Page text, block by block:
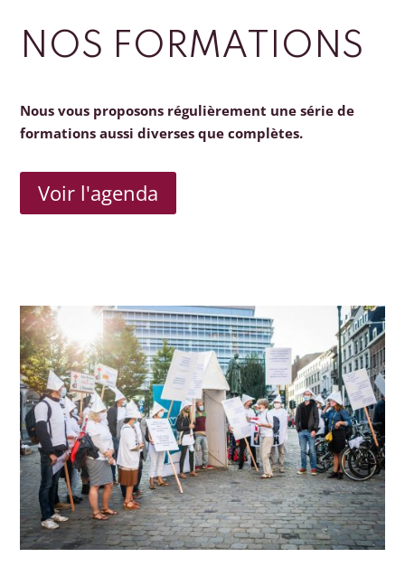
NOS FORMATIONS
Nous vous proposons régulièrement une série de
formations aussi diverses que complètes.
Voir l'agenda